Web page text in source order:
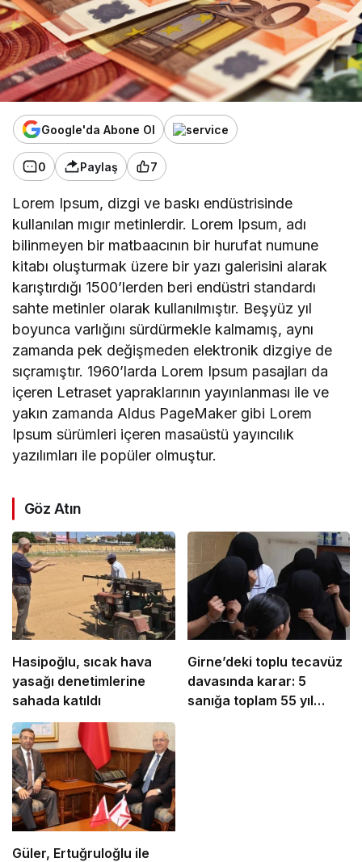
Google'da Abone Ol
0 Paylaş 7
Lorem Ipsum, dizgi ve baskı endüstrisinde
kullanılan mıgır metinlerdir. Lorem Ipsum, adı
bilinmeyen bir matbaacının bir hurufat numune
kitabı oluşturmak üzere bir yazı galerisini alarak
karıştırdığı 1500’lerden beri endüstri standardı
sahte metinler olarak kullanılmıştır. Beşyüz yıl
boyunca varlığını sürdürmekle kalmamış, aynı
zamanda pek değişmeden elektronik dizgiye de
sıçramıştır. 1960’larda Lorem Ipsum pasajları da
içeren Letraset yapraklarının yayınlanması ile ve
yakın zamanda Aldus PageMaker gibi Lorem
Ipsum sürümleri içeren masaüstü yayıncılık
yazılımları ile popüler olmuştur.
Göz Atın
Hasipoğlu, sıcak hava
yasağı denetimlerine
sahada katıldı
Girne’deki toplu tecavüz
davasında karar: 5
sanığa toplam 55 yıl
Güler, Ertuğruloğlu ile